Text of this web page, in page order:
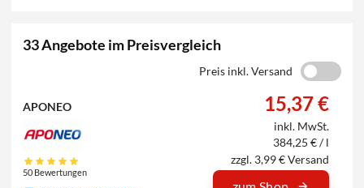
33 Angebote im Preisvergleich
Preis inkl. Versand
APONEO
50 Bewertungen
15,37 €
inkl. MwSt.
384,25 € / l
zzgl. 3,99 € Versand